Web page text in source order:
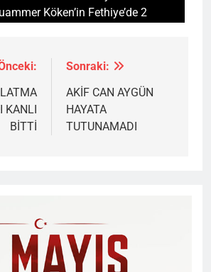
Köken’in Fethiye’de 2
KANLI
BİTTİ
Sonraki:
AKİF CAN AYGÜN
HAYATA
TUTUNAMADI